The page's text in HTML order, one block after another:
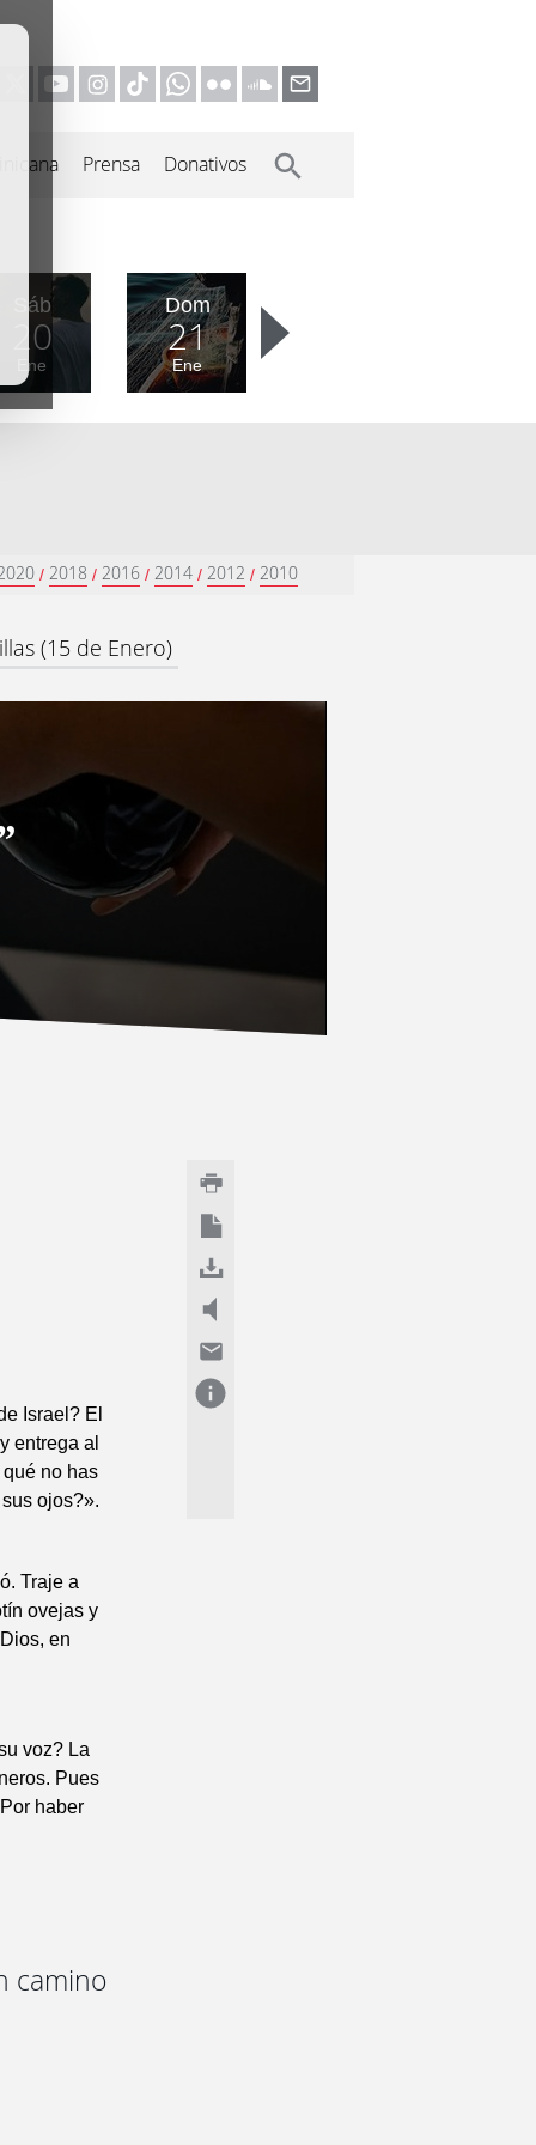
Prensa Donativos
Sáb
20
Ene
Dom
21
Ene
/ 2018 / 2016 / 2014 / 2012 / 2010
(15 de Enero)
Israel? El
entrega al
no has
ojos?».
Traje a
ovejas y
en
voz? La
Pues
haber
camino